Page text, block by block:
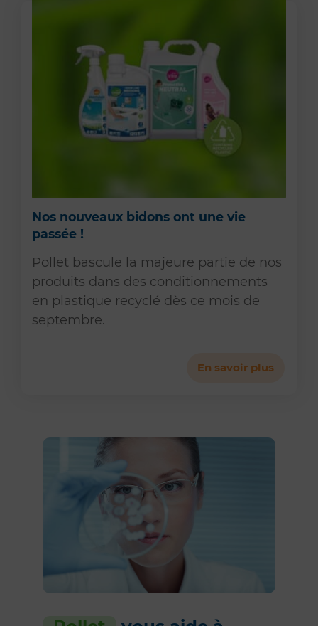
Nos nouveaux bidons ont une vie
passée !
Pollet bascule la majeure partie de nos
produits dans des conditionnements
en plastique recyclé dès ce mois de
septembre.
En savoir plus